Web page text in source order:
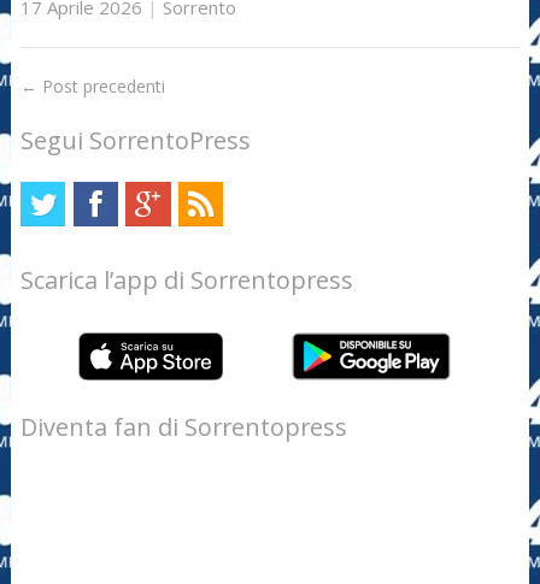
17 Aprile 2026 | Sorrento
← Post precedenti
Segui SorrentoPress
Scarica l’app di Sorrentopress
Diventa fan di Sorrentopress